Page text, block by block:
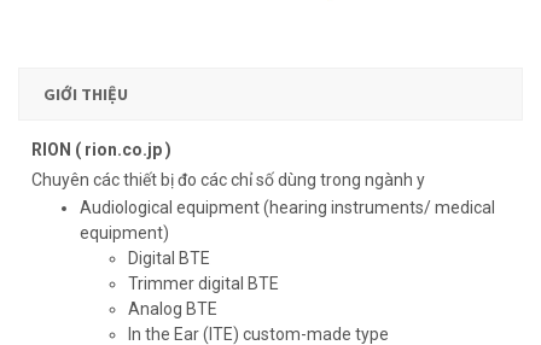
GIỚI THIỆU
RION ( rion.co.jp )
Chuyên các thiết bị đo các chỉ số dùng trong ngành y
Audiological equipment (hearing instruments/ medical
equipment)
Digital BTE
Trimmer digital BTE
Analog BTE
In the Ear (ITE) custom-made type